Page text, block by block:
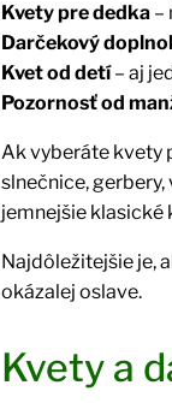
Kvety pre dedka –
Darčekový
Kvet od detí– aj
Pozornosť od
Ak vyberáte kvety
slnečnice,
jemnejšie klasické
Najdôležitejšie je,
okázalej oslave.
Kvety a